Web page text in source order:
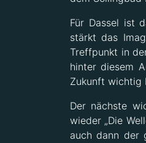
Für Dassel ist
stärkt das
Treffpunkt in
hinter diesem
Zukunft wichtig
Der nächste
wieder „Die
auch dann der